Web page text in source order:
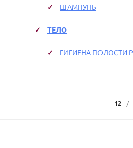
ШАМПУНЬ
ТЕЛО
ГИГИЕНА ПОЛОСТИ
12 /